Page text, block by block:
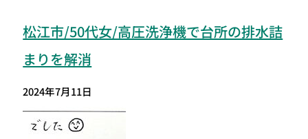
松江市/50代女/高圧洗浄機で台所の排水詰
まりを解消
2024年7月11日